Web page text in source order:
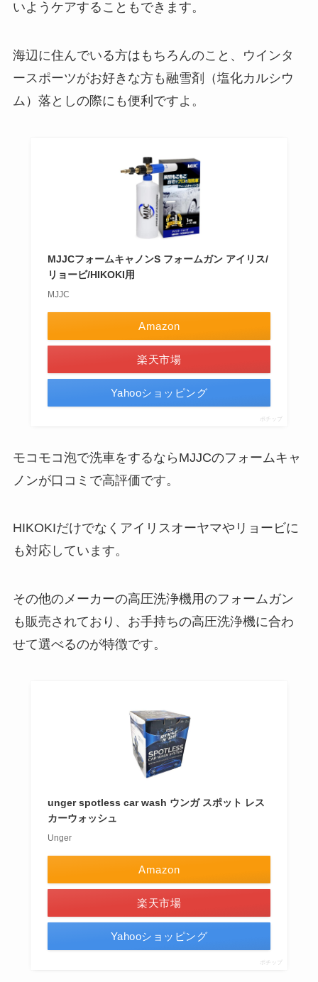
いようケアすることもできます。
海辺に住んでいる方はもちろんのこと、ウインタ
ースポーツがお好きな方も融雪剤（塩化カルシウ
ム）落としの際にも便利ですよ。
MJJCフォームキャノンS フォームガン アイリス/
リョービ/HIKOKI用
MJJC
Amazon
楽天市場
Yahooショッピング
ポチップ
モコモコ泡で洗車をするならMJJCのフォームキャ
ノンが口コミで高評価です。
HIKOKIだけでなくアイリスオーヤマやリョービに
も対応しています。
その他のメーカーの高圧洗浄機用のフォームガン
も販売されており、お手持ちの高圧洗浄機に合わ
せて選べるのが特徴です。
unger spotless car wash ウンガ スポット レス
カーウォッシュ
Unger
Amazon
楽天市場
Yahooショッピング
ポチップ